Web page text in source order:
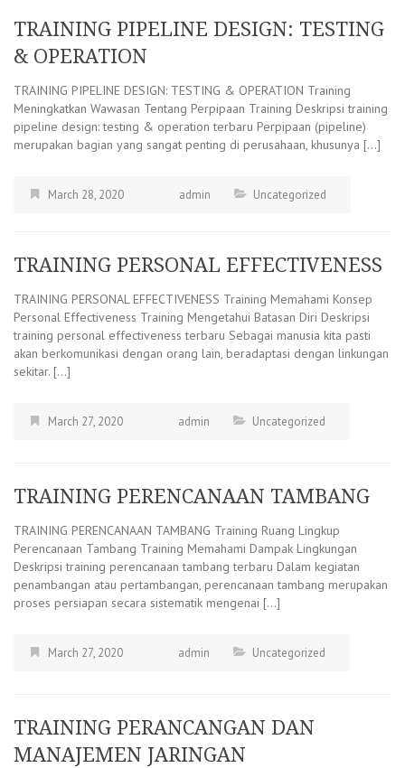
TRAINING PIPELINE DESIGN: TESTING
& OPERATION
TRAINING PIPELINE DESIGN: TESTING & OPERATION Training
Meningkatkan Wawasan Tentang Perpipaan Training Deskripsi training
pipeline design: testing & operation terbaru Perpipaan (pipeline)
merupakan bagian yang sangat penting di perusahaan, khusunya […]
March 28, 2020 admin Uncategorized
TRAINING PERSONAL EFFECTIVENESS
TRAINING PERSONAL EFFECTIVENESS Training Memahami Konsep
Personal Effectiveness Training Mengetahui Batasan Diri Deskripsi
training personal effectiveness terbaru Sebagai manusia kita pasti
akan berkomunikasi dengan orang lain, beradaptasi dengan linkungan
sekitar. […]
March 27, 2020 admin Uncategorized
TRAINING PERENCANAAN TAMBANG
TRAINING PERENCANAAN TAMBANG Training Ruang Lingkup
Perencanaan Tambang Training Memahami Dampak Lingkungan
Deskripsi training perencanaan tambang terbaru Dalam kegiatan
penambangan atau pertambangan, perencanaan tambang merupakan
proses persiapan secara sistematik mengenai […]
March 27, 2020 admin Uncategorized
TRAINING PERANCANGAN DAN
MANAJEMEN JARINGAN